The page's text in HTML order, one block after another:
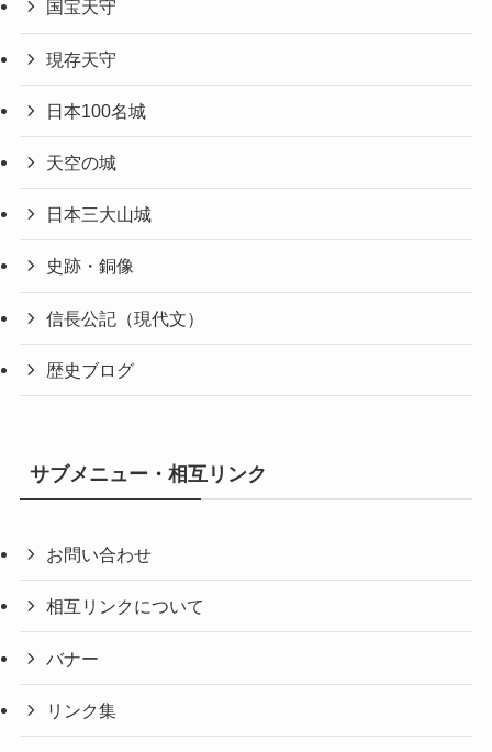
国宝天守
現存天守
日本100名城
天空の城
日本三大山城
史跡・銅像
信長公記（現代文）
歴史ブログ
サブメニュー・相互リンク
お問い合わせ
相互リンクについて
バナー
リンク集